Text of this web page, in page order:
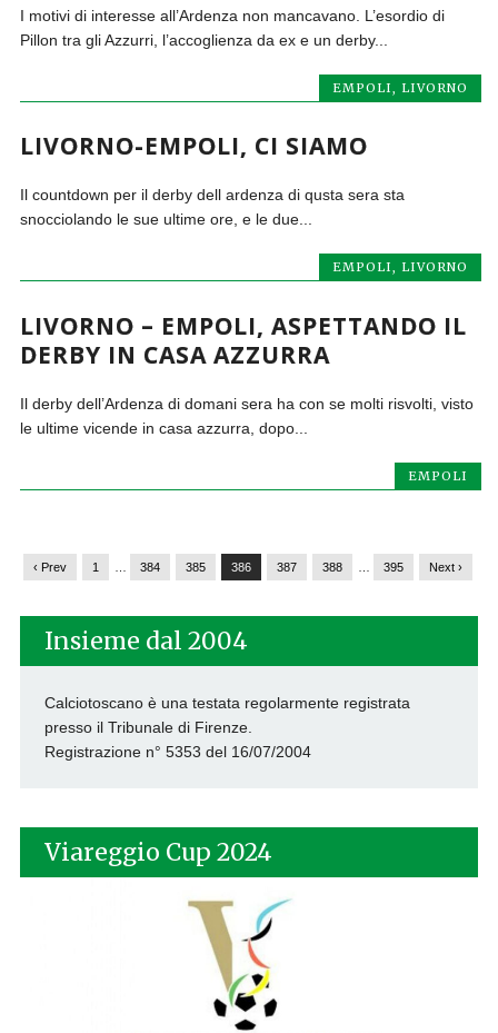
I motivi di interesse all’Ardenza non mancavano. L’esordio di
Pillon tra gli Azzurri, l’accoglienza da ex e un derby...
EMPOLI LIVORNO
LIVORNO-EMPOLI, CI SIAMO
Il countdown per il derby dell ardenza di qusta sera sta
snocciolando le sue ultime ore, e le due...
EMPOLI, LIVORNO
LIVORNO – EMPOLI, ASPETTANDO IL
DERBY IN CASA AZZURRA
Il derby dell’Ardenza di domani sera ha con se molti risvolti, visto
le ultime vicende in casa azzurra, dopo...
EMPOLI
‹ Prev 1 384 385 386 387 388 395 Next ›
Insieme dal 2004
Calciotoscano è una testata regolarmente registrata
presso il Tribunale di Firenze.
Registrazione n° 5353 del 16/07/2004
Viareggio Cup 2024